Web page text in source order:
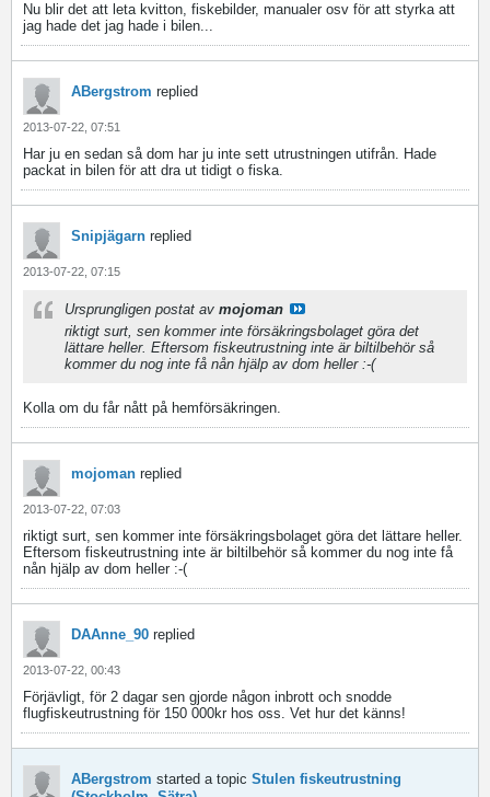
Nu blir det att leta kvitton, fiskebilder, manualer osv för att styrka att
jag hade det jag hade i bilen...
ABergstrom replied
2013-07-22, 07:51
Har ju en sedan så dom har ju inte sett utrustningen utifrån. Hade
packat in bilen för att dra ut tidigt o fiska.
Snipjägarn replied
2013-07-22, 07:15
Ursprungligen postat av mojoman
riktigt surt, sen kommer inte försäkringsbolaget göra det
lättare heller. Eftersom fiskeutrustning inte är biltilbehör så
kommer du nog inte få nån hjälp av dom heller :-(
Kolla om du får nått på hemförsäkringen.
mojoman replied
2013-07-22, 07:03
riktigt surt, sen kommer inte försäkringsbolaget göra det lättare heller.
Eftersom fiskeutrustning inte är biltilbehör så kommer du nog inte få
nån hjälp av dom heller :-(
DAAnne_90 replied
2013-07-22, 00:43
Förjävligt, för 2 dagar sen gjorde någon inbrott och snodde
flugfiskeutrustning för 150 000kr hos oss. Vet hur det känns!
ABergstrom started a topic Stulen fiskeutrustning